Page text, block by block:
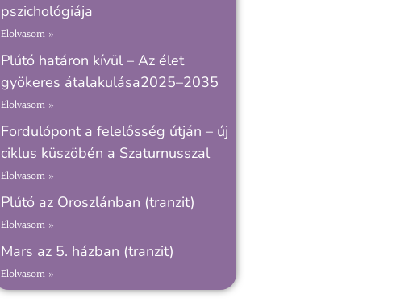
pszichológiája
Elolvasom »
Plútó határon kívül – Az élet
gyökeres átalakulása2025–2035
Elolvasom »
Fordulópont a felelősség útján – új
ciklus küszöbén a Szaturnusszal
Elolvasom »
Plútó az Oroszlánban (tranzit)
Elolvasom »
Mars az 5. házban (tranzit)
Elolvasom »